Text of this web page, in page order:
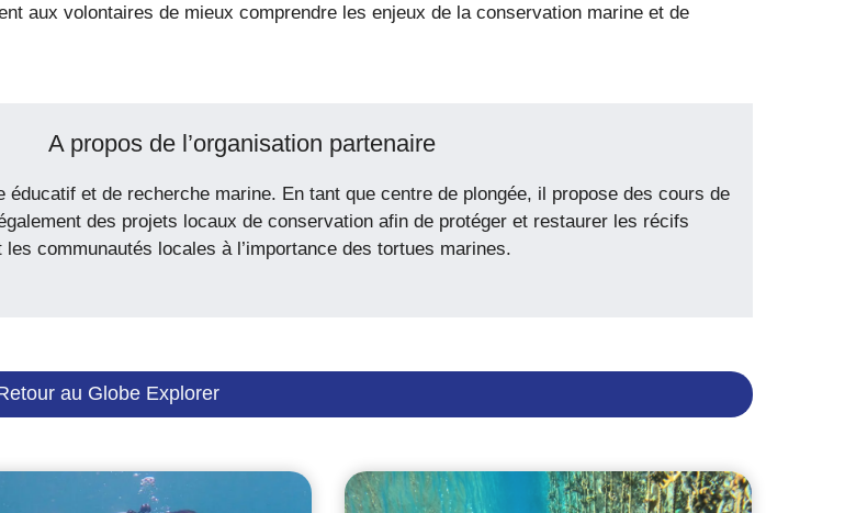
aux volontaires de mieux comprendre les enjeux de la conservation marine et de
A propos de l’organisation partenaire
éducatif et de recherche marine. En tant que centre de plongée, il propose des cours de
des projets locaux de conservation afin de protéger et restaurer les récifs
communautés locales à l’importance des tortues marines.
au Globe Explorer